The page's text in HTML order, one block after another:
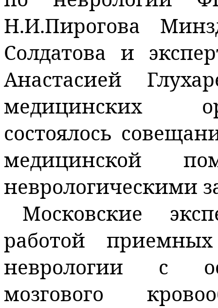
Н.И.Пирогова
Солдатова и
Анастасией
медицинских
состоялось
медицинской
неврологическими
Московские
работой
неврологии с
мозгового